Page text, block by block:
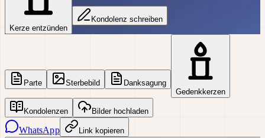
Kerze entzünden
Kondolenz schreiben
Parte Sterbebild
Danksagung
Gedenkkerzen
Kondolenzen Bilder hochladen
WhatsApp Link kopieren